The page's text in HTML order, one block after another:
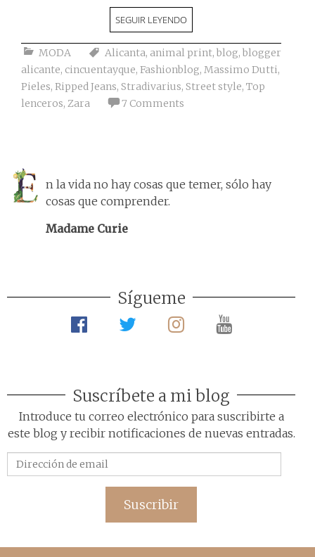
SEGUIR LEYENDO
MODA Alicanta, animal print, blog, blogger
alicante, cincuentayque, Fashionblog, Massimo Dutti,
Pieles, Ripped Jeans, Stradivarius, Street style, Top
lenceros, Zara 7 Comments
n la vida no hay cosas que temer, sólo hay
cosas que comprender.
Madame Curie
Sígueme
Suscríbete a mi blog
Introduce tu correo electrónico para suscribirte a
este blog y recibir notificaciones de nuevas entradas.
de
Suscribir